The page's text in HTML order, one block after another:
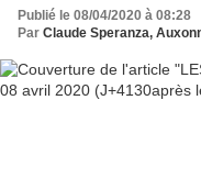
Publié le 08/04/2020 à 08:28
Par Claude Speranza,